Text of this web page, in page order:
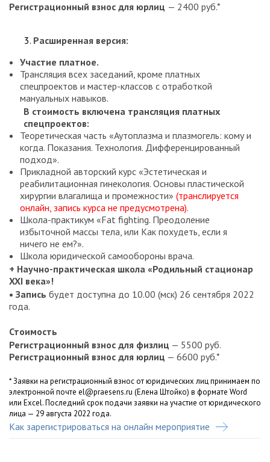
Регистрационный взнос для юрлиц — 2400 руб.*
Расширенная версия:
Участие платное.
Трансляция всех заседаний, кроме платных
спецпроектов и мастер-классов с отработкой
мануальных навыков.
В стоимость включена трансляция платных
спецпроектов:
Теоретическая часть «Аутоплазма и плазмогель: кому и
когда. Показания. Технология. Дифференцированный
подход».
Прикладной авторский курс «Эстетическая и
реабилитационная гинекология. Основы пластической
хирургии влагалища и промежности» (транслируется
онлайн, запись курса не предусмотрена).
Школа-практикум «Fat fighting. Преодоление
избыточной массы тела, или Как похудеть, если я
ничего не ем?».
Школа юридической самообороны врача.
+ Научно-практическая школа «Родильный стационар
XXI века»!
• Запись будет доступна до 10.00 (мск) 26 сентября 2022
года.
Стоимость
Регистрационный взнос для физлиц — 5500 руб.
Регистрационный взнос для юрлиц — 6600 руб.*
* Заявки на регистрационный взнос от юридических лиц принимаем по
электронной почте el@praesens.ru (Елена Штойко) в формате Word
или Excel. Последний срок подачи заявки на участие от юридического
лица — 29 августа 2022 года.
Шаг 1. Нажмите на кнопку «Регистрация» и заполните
Как зарегистрироваться на онлайн мероприятие